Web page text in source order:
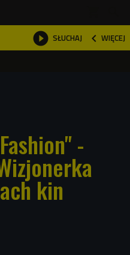
 SŁUCHAJ  WIĘCEJ

-
kin